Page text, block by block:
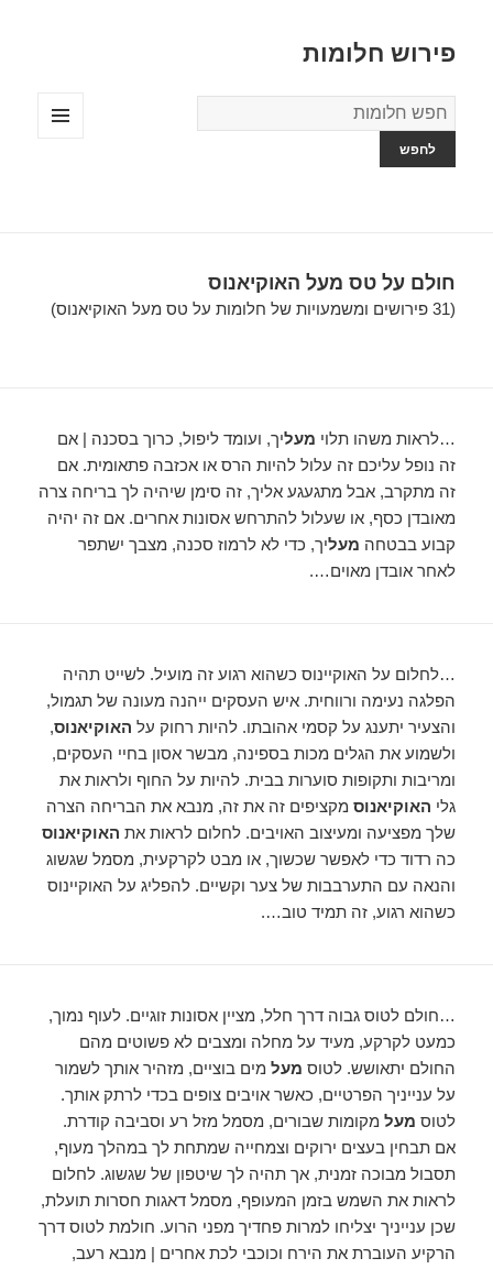
פירוש חלומות
מילון
החלומות
חולם על טס מעל האוקיאנוס
(31 פירושים ומשמעויות של חלומות על טס מעל האוקיאנוס)
…לראות משהו תלוי מעליך, ועומד ליפול, כרוך בסכנה | אם
זה נופל עליכם זה עלול להיות הרס או אכזבה פתאומית. אם
זה מתקרב, אבל מתגעגע אליך, זה סימן שיהיה לך בריחה צרה
מאובדן כסף, או שעלול להתרחש אסונות אחרים. אם זה יהיה
קבוע בבטחה מעליך, כדי לא לרמוז סכנה, מצבך ישתפר
לאחר אובדן מאוים….
…לחלום על האוקיינוס ​​כשהוא רגוע זה מועיל. לשייט תהיה
הפלגה נעימה ורווחית. איש העסקים ייהנה מעונה של תגמול,
והצעיר יתענג על קסמי אהובתו. להיות רחוק על האוקיאנוס,
ולשמוע את הגלים מכות בספינה, מבשר אסון בחיי העסקים,
ומריבות ותקופות סוערות בבית. להיות על החוף ולראות את
גלי האוקיאנוס מקציפים זה את זה, מנבא את הבריחה הצרה
שלך מפציעה ומעיצוב האויבים. לחלום לראות את האוקיאנוס
כה רדוד כדי לאפשר שכשוך, או מבט לקרקעית, מסמל שגשוג
והנאה עם התערבבות של צער וקשיים. להפליג על האוקיינוס ​​
כשהוא רגוע, זה תמיד טוב….
…חולם לטוס גבוה דרך חלל, מציין אסונות זוגיים. לעוף נמוך,
כמעט לקרקע, מעיד על מחלה ומצבים לא פשוטים מהם
החולם יתאושש. לטוס מעל מים בוציים, מזהיר אותך לשמור
על ענייניך הפרטיים, כאשר אויבים צופים בכדי לרתק אותך.
לטוס מעל מקומות שבורים, מסמל מזל רע וסביבה קודרת.
אם תבחין בעצים ירוקים וצמחייה שמתחת לך במהלך מעוף,
תסבול מבוכה זמנית, אך תהיה לך שיטפון של שגשוג. לחלום
לראות את השמש בזמן המעופף, מסמל דאגות חסרות תועלת,
שכן ענייניך יצליחו למרות פחדיך מפני הרוע. חולמת לטוס דרך
הרקיע העוברת את הירח וכוכבי לכת אחרים | מנבא רעב,